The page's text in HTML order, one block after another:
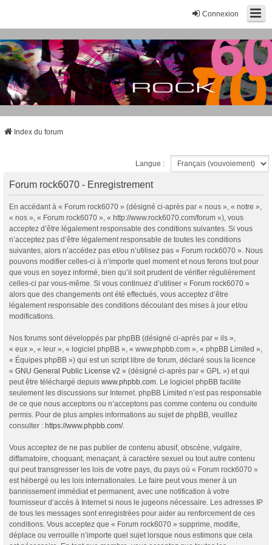
Connexion
Index du forum
Langue :
Forum rock6070 - Enregistrement
En accédant à « Forum rock6070 » (désigné ci-après par « nous », « notre »,
« nos », « Forum rock6070 », « http://www.rock6070.com/forum »), vous
acceptez d’être légalement responsable des conditions suivantes. Si vous
n’acceptez pas d’être légalement responsable de toutes les conditions
suivantes, alors n’accédez pas et/ou n’utilisez pas « Forum rock6070 ». Nous
pouvons modifier celles-ci à n’importe quel moment et nous ferons tout pour
que vous en soyez informé, bien qu’il soit prudent de vérifier régulièrement
celles-ci par vous-même. Si vous continuez d’utiliser « Forum rock6070 »
alors que des changements ont été effectués, vous acceptez d’être
légalement responsable des conditions découlant des mises à jour et/ou
modifications.
Nos forums sont développés par phpBB (désigné ci-après par « ils »,
« eux », « leur », « logiciel phpBB », « www.phpbb.com », « phpBB Limited »,
« Équipes phpBB ») qui est un script libre de forum, déclaré sous la licence
« GNU General Public License v2 » (désigné ci-après par « GPL ») et qui
peut être téléchargé depuis www.phpbb.com . Le logiciel phpBB facilite
seulement les discussions sur Internet. phpBB Limited n’est pas responsable
de ce que nous acceptons ou n’acceptons pas comme contenu ou conduite
permis. Pour de plus amples informations au sujet de phpBB, veuillez
consulter : https://www.phpbb.com/.
Vous acceptez de ne pas publier de contenu abusif, obscène, vulgaire,
diffamatoire, choquant, menaçant, à caractère sexuel ou tout autre contenu
qui peut transgresser les lois de votre pays, du pays où « Forum rock6070 »
est hébergé ou les lois internationales. Le faire peut vous mener à un
bannissement immédiat et permanent, avec une notification à votre
fournisseur d’accès à Internet si nous le jugeons nécessaire. Les adresses IP
de tous les messages sont enregistrées pour aider au renforcement de ces
conditions. Vous acceptez que « Forum rock6070 » supprime, modifie,
déplace ou verrouille n’importe quel sujet lorsque nous estimons que cela